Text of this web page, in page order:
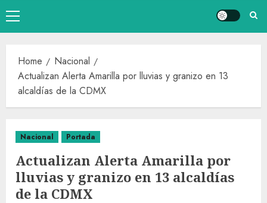
Home
Nacional
Actualizan Alerta Amarilla por lluvias y granizo en 13
alcaldías de la CDMX
Nacional Portada
Actualizan Alerta Amarilla por
lluvias y granizo en 13 alcaldías
de la CDMX